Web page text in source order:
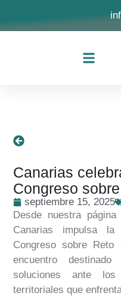
Canarias
Congreso
septiembre 15, 2025
Desde nuestra
Canarias impulsa
Congreso sobre Reto
encuentro
soluciones ante
territoriales que